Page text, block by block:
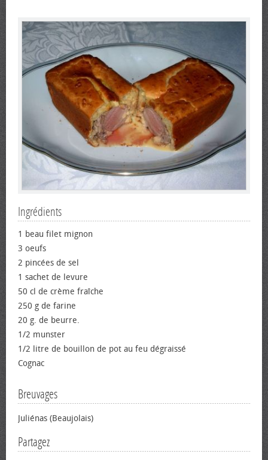
Ingrédients
1 beau filet mignon
3 œufs
2 pincées de sel
1 sachet de levure
50 cl de crème fraîche
250 g de farine
20 g. de beurre.
1/2 munster
1/2 litre de bouillon de pot au feu dégraissé
Cognac
Breuvages
Juliénas (Beaujolais)
Partagez